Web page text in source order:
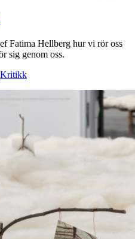
Fatima Hellberg hur vi rör oss
sig genom oss.
Kritikk